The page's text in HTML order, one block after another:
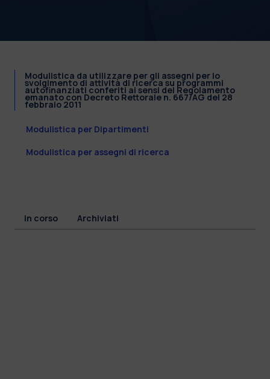
Modulistica da utilizzare per gli assegni per lo
svolgimento di attività di ricerca su programmi
autofinanziati conferiti ai sensi del Regolamento
emanato con Decreto Rettorale n. 667/AG del 28
febbraio 2011
Modulistica per Dipartimenti
Modulistica per assegni di ricerca
In corso Archiviati